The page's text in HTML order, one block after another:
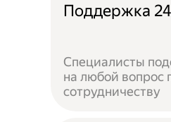
Поддержка
Специалисты
на любой вопрос
сотрудничеству